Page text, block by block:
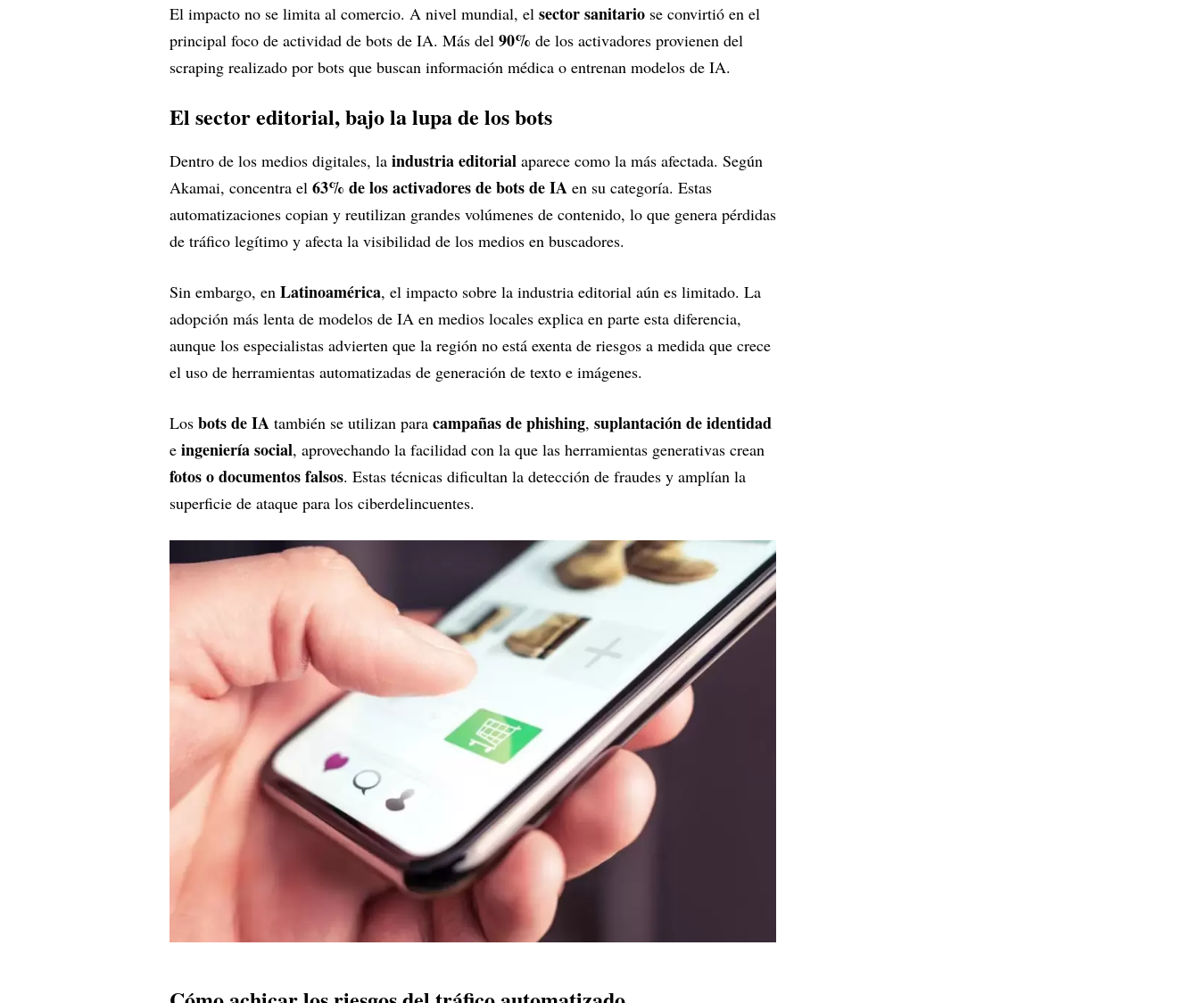
El impacto no se limita al comercio. A nivel mundial, el sector sanitario se convirtió en el
principal foco de actividad de bots de IA. Más del 90% de los activadores provienen del
scraping realizado por bots que buscan información médica o entrenan modelos de IA.
El sector editorial, bajo la lupa de los bots
Dentro de los medios digitales, la industria editorial aparece como la más afectada. Según
Akamai, concentra el 63% de los activadores de bots de IA en su categoría. Estas
automatizaciones copian y reutilizan grandes volúmenes de contenido, lo que genera pérdidas
de tráfico legítimo y afecta la visibilidad de los medios en buscadores.
Sin embargo, en Latinoamérica, el impacto sobre la industria editorial aún es limitado. La
adopción más lenta de modelos de IA en medios locales explica en parte esta diferencia,
aunque los especialistas advierten que la región no está exenta de riesgos a medida que crece
el uso de herramientas automatizadas de generación de texto e imágenes.
Los bots de IA también se utilizan para campañas de phishing, suplantación de identidad
e ingeniería social, aprovechando la facilidad con la que las herramientas generativas crean
fotos o documentos falsos. Estas técnicas dificultan la detección de fraudes y amplían la
superficie de ataque para los ciberdelincuentes.